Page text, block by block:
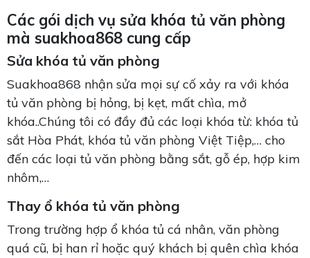
Các gói dịch vụ sửa khóa tủ văn phòng
mà suakhoa868 cung cấp
Sửa khóa tủ văn phòng
Suakhoa868 nhận sửa mọi sự cố xảy ra với khóa
tủ văn phòng bị hỏng, bị kẹt, mất chìa, mở
khóa..Chúng tôi có đầy đủ các loại khóa từ: khóa tủ
sắt Hòa Phát, khóa tủ văn phòng Việt Tiệp,… cho
đến các loại tủ văn phòng bằng sắt, gỗ ép, hợp kim
nhôm,…
Thay ổ khóa tủ văn phòng
Trong trường hợp ổ khóa tủ cá nhân, văn phòng
quá cũ, bị han rỉ hoặc quý khách bị quên chìa khóa